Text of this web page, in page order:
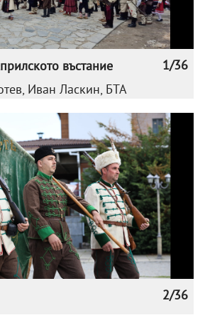
1/36
въстание
Иван Ласкин, БТА
2/36